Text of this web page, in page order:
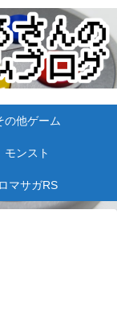
の他ゲーム
モンスト
ロマサガRS